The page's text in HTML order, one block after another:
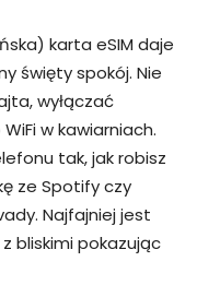
karta eSIM daje
święty spokój. Nie
wyłączać
w kawiarniach.
tak, jak robisz
ze Spotify czy
Najfajniej jest
bliskimi pokazując